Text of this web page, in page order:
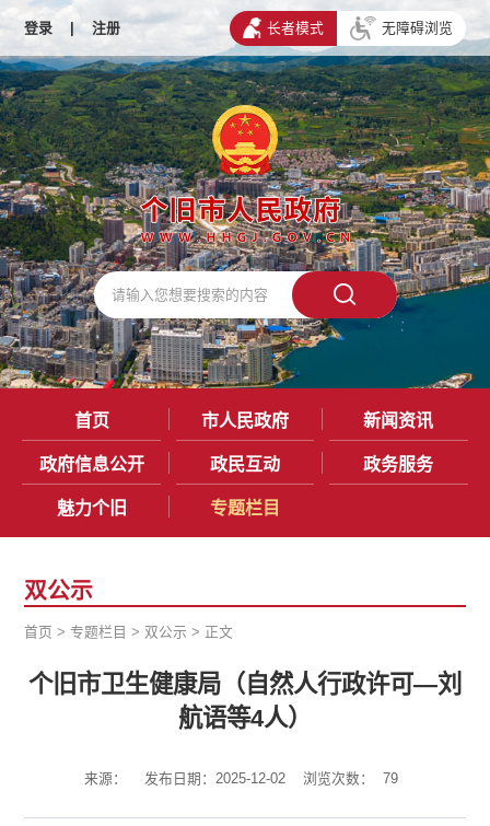
登录 | 注册 长者模式 无障碍浏览
首页 市人民政府 新闻资讯
政府信息公开 政民互动 政务服务
魅力个旧 专题栏目
双公示
首页 >专题栏目 > 双公示 > 正文
个旧市卫生健康局（自然人行政许可—刘
航语等4人）
来源： 发布日期：2025-12-02 浏览次数： 79